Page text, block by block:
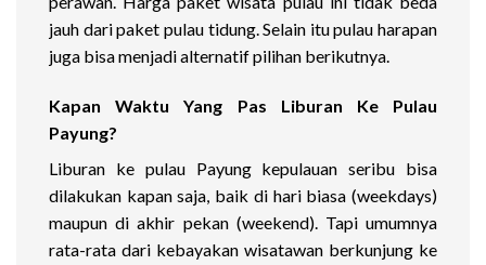
jauh dari paket pulau tidung. Selain itu pulau harapan
juga bisa menjadi alternatif pilihan berikutnya.
Kapan Waktu Yang Pas Liburan Ke Pulau
Payung?
Liburan ke pulau Payung kepulauan seribu bisa
dilakukan kapan saja, baik di hari biasa (weekdays)
maupun di akhir pekan (weekend). Tapi umumnya
rata-rata dari kebayakan wisatawan berkunjung ke